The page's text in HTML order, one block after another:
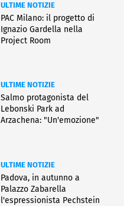
ULTIME NOTIZIE
PAC Milano: il progetto di
Ignazio Gardella nella
Project Room
ULTIME NOTIZIE
Salmo protagonista del
Lebonski Park ad
Arzachena: "Un'emozione"
ULTIME NOTIZIE
Padova, in autunno a
Palazzo Zabarella
l'espressionista Pechstein